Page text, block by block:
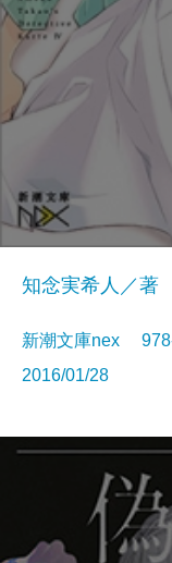
知念実希人／著
新潮文庫nex
2016/01/28